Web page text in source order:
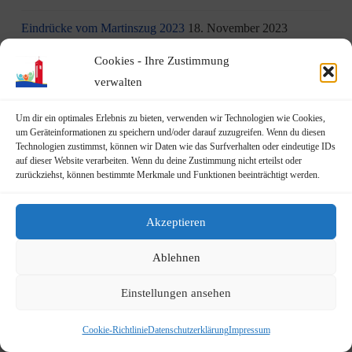
Cookies - Ihre Zustimmung
verwalten
Um dir ein optimales Erlebnis zu bieten, verwenden wir Technologien wie Cookies,
um Geräteinformationen zu speichern und/oder darauf zuzugreifen. Wenn du diesen
Technologien zustimmst, können wir Daten wie das Surfverhalten oder eindeutige IDs
auf dieser Website verarbeiten. Wenn du deine Zustimmung nicht erteilst oder
zurückziehst, können bestimmte Merkmale und Funktionen beeinträchtigt werden.
Akzeptieren
Ablehnen
Einstellungen ansehen
Cookie-RichtlinieDatenschutzerklärungImpressum
Eindrücke vom Martinszug 2023 18. November 2023
„Hubertusklause“ öffnet (endlich) wieder 12. November 2023
Neuer Standort der Jugendarbeit „op Jöck“ vom
JUgendZEntrum Haus Michael
9. November 2023
Terminankündigung: Rundgang durch Geislar mit